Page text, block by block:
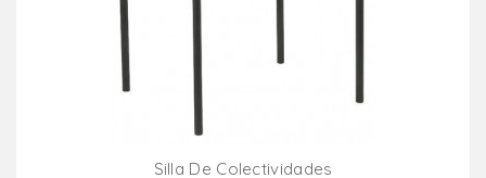
Silla De Colectividades